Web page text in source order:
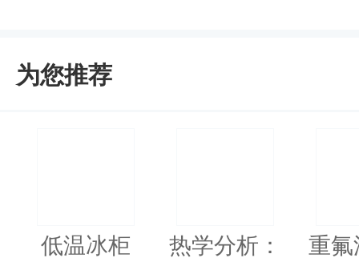
为您推荐
低温冰柜
热学分析：
重